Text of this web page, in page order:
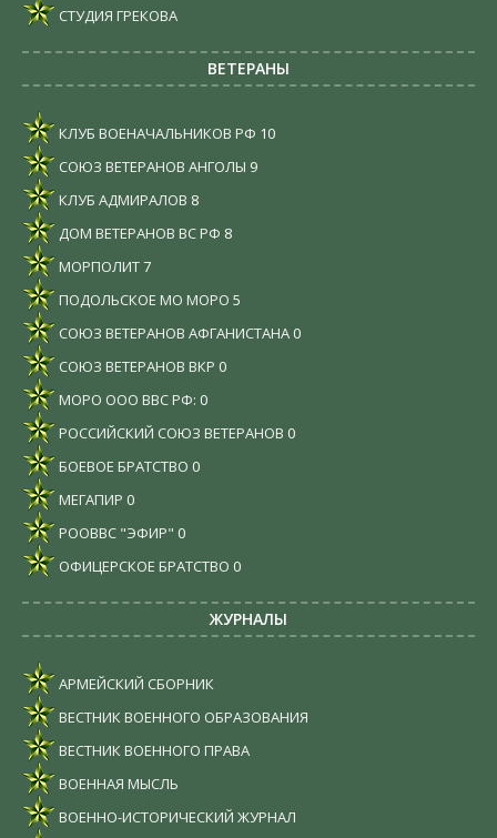
СТУДИЯ ГРЕКОВА
ВЕТЕРАНЫ
КЛУБ ВОЕНАЧАЛЬНИКОВ РФ 10
СОЮЗ ВЕТЕРАНОВ АНГОЛЫ 9
КЛУБ АДМИРАЛОВ 8
ДОМ ВЕТЕРАНОВ ВС РФ 8
МОРПОЛИТ7
ПОДОЛЬСКОЕ МО МОРО 5
СОЮЗ ВЕТЕРАНОВ АФГАНИСТАНА 0
СОЮЗ ВЕТЕРАНОВ ВКР 0
МОРО ООО ВВС РФ: 0
РОССИЙСКИЙ СОЮЗ ВЕТЕРАНОВ 0
БОЕВОЕ БРАТСТВО 0
МЕГАПИР 0
РООВВС "ЭФИР" 0
ОФИЦЕРСКОЕ БРАТСТВО 0
ЖУРНАЛЫ
АРМЕЙСКИЙ СБОРНИК
ВЕСТНИК ВОЕННОГО ОБРАЗОВАНИЯ
ВЕСТНИК ВОЕННОГО ПРАВА
ВОЕННАЯ МЫСЛЬ
ВОЕННО-ИСТОРИЧЕСКИЙ ЖУРНАЛ